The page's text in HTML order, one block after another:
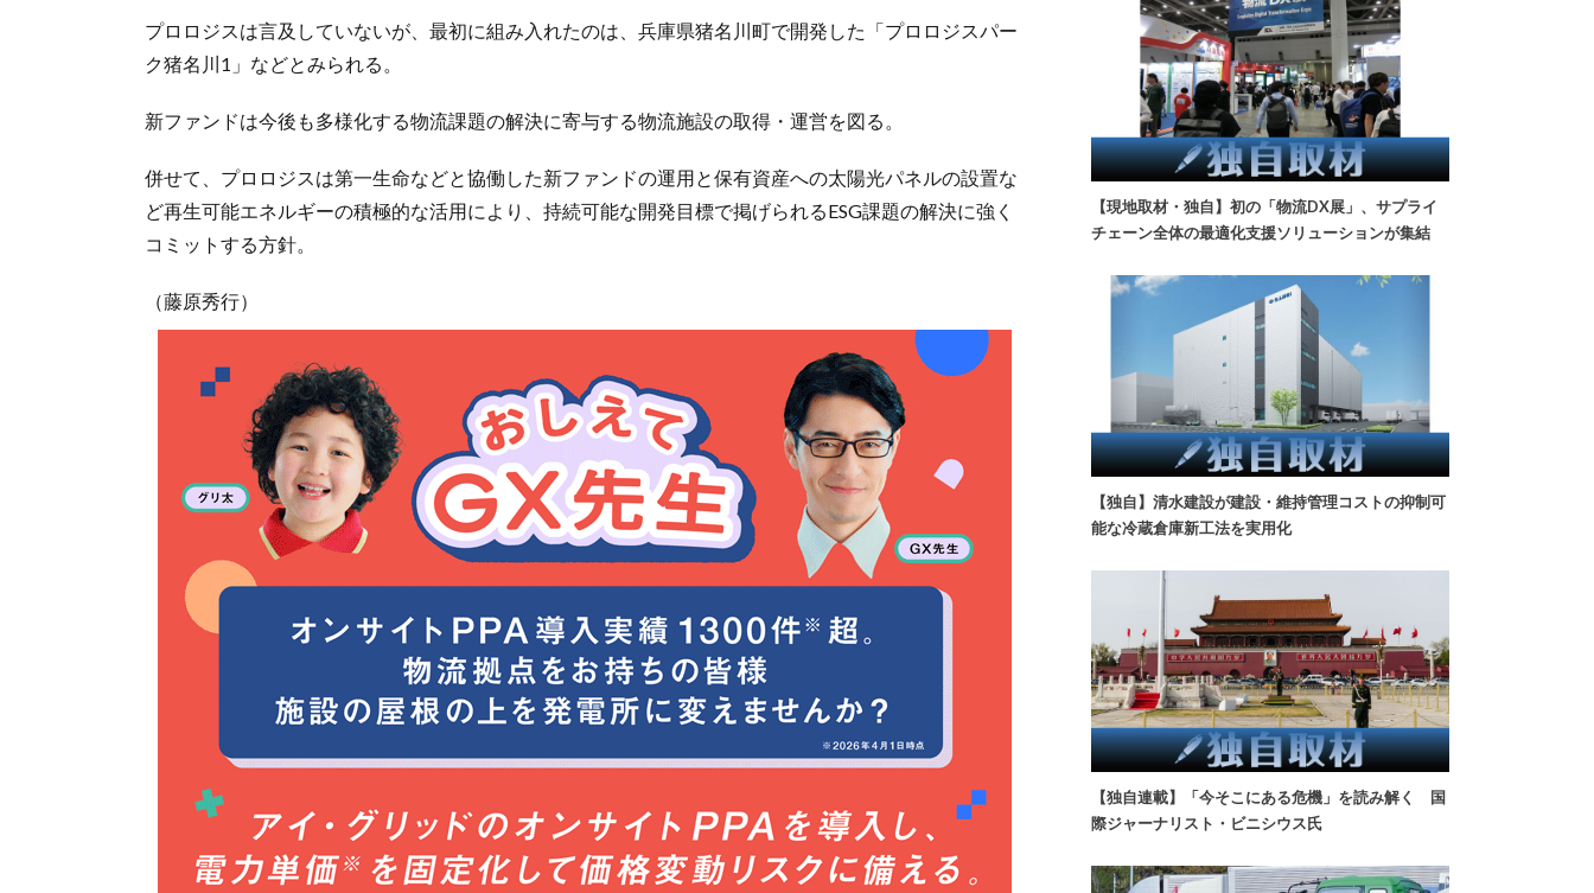
プロロジスは言及していないが、最初に組み入れたのは、兵庫県猪名川町で開発した「プロロジスパー
ク猪名川1」などとみられる。
新ファンドは今後も多様化する物流課題の解決に寄与する物流施設の取得・運営を図る。
併せて、プロロジスは第一生命などと協働した新ファンドの運用と保有資産への太陽光パネルの設置な
ど再生可能エネルギーの積極的な活用により、持続可能な開発目標で掲げられるESG課題の解決に強く
コミットする方針。
（藤原秀行）
【現地取材・独自】初の「物流DX展」、サプライ
チェーン全体の最適化支援ソリューションが集結
【独自】清水建設が建設・維持管理コストの抑制可
能な冷蔵倉庫新工法を実用化
【独自連載】「今そこにある危機」を読み解く 国
際ジャーナリスト・ビニシウス氏